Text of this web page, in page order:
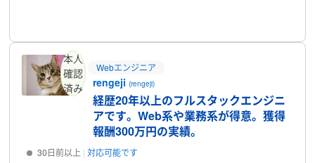
本人
確認
済み
Webエンジニア
rengeji(rengeji)
経歴20年以上のフルスタックエンジニ
アです。Web系や業務系が得意。獲得
報酬300万円の実績。
30日前以上 対応可能です